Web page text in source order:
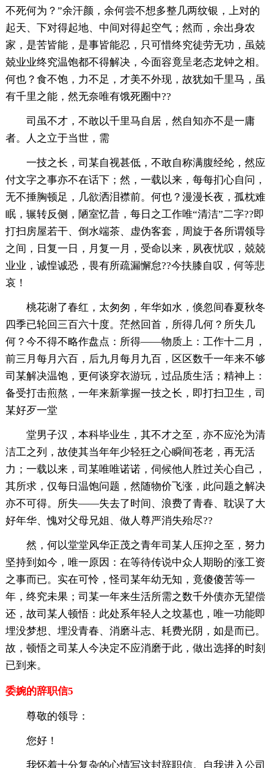
不死何为？”余汗颜，余何尝不想多整几两纹银，上对的
起天、下对得起地、中间对得起空气；然而，余出身农
家，是苦皆能，是事皆能忍，只可惜终究徒劳无功，虽兢
兢业业终究温饱都不得解决，今面容竟呈老态龙钟之相。
何也？食不饱，力不足，才美不外现，故犹如千里马，虽
有千里之能，然无奈唯有饿死圈中??
司虽不才，不敢以千里马自居，然自知亦不是一庸
者。人之立于当世，需
一技之长，司某自视甚低，不敢自称满腹经纶，然应
付文字之事亦不在话下；然，一载以来，每每扪心自问，
无不捶胸顿足，几欲洒泪襟前。何也？漫漫长夜，孤枕难
眠，辗转反侧，陋室忆昔，每日之工作唯“清洁”二字??即
打扫房屋若干、倒水端茶、虚伪客套，周旋于各所谓领导
之间，日复一日，月复一月，受命以来，夙夜忧叹，兢兢
业业，诚惶诚恐，畏有所疏漏懈怠??今扶膝自叹，何等悲
哀！
桃花谢了春红，太匆匆，年华如水，倏忽间春夏秋冬
四季已轮回三百六十度。茫然回首，所得几何？所失几
何？今不得不略作盘点：所得——物质上：工作十二月，
前三月每月六百，后九月每月九百，区区数千一年来不够
司某解决温饱，更何谈穿衣游玩，过品质生活；精神上：
备受打击煎熬，一年来新掌握一技之长，即打扫卫生，司
某好歹一堂
堂男子汉，本科毕业生，其不才之至，亦不应沦为清
洁工之列，故使其当年年少轻狂之心瞬间苍老，再无活
力；一载以来，司某唯唯诺诺，伺候他人胜过关心自己，
其所求，仅每日温饱问题，然随物价飞涨，此问题之解决
亦不可得。所失——失去了时间、浪费了青春、耽误了大
好年华、愧对父母兄姐、做人尊严消失殆尽??
然，何以堂堂风华正茂之青年司某人压抑之至，努力
坚持到如今，唯一原因：在等待传说中众人期盼的涨工资
之事而已。实在可怜，怪司某年幼无知，竟傻傻苦等一
年，终究未果；司某一年来生活所需之数千外债亦无望偿
还，故司某人顿悟：此处系年轻人之坟墓也，唯一功能即
埋没梦想、埋没青春、消磨斗志、耗费光阴，如是而已。
故，顿悟之司某人今决定不应消磨于此，做出选择的时刻
已到来。
委婉的辞职信5
尊敬的领导：
您好！
我怀着十分复杂的心情写这封辞职信。自我进入公司